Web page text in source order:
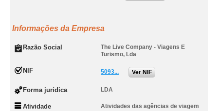
Informações da Empresa
Razão Social
The Live Company - Viagens E
Turismo, Lda
NIF 5093... Ver NIF
Forma jurídica LDA
Atividade Atividades das agências de viagem